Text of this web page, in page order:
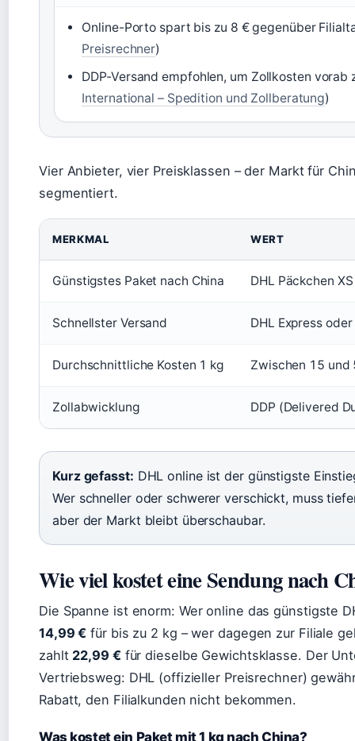
Online-Porto spart bis zu 8 € gegenüber
Preisrechner)
DDP-Versand empfohlen, um Zollkosten vorab
International – Spedition und Zollberatung)
Vier Anbieter, vier Preisklassen – der Markt für
segmentiert.
MERKMAL WERT
Günstigstes Paket nach China DHL Päckchen
Schnellster Versand DHL Express
Durchschnittliche Kosten 1 kg Zwischen 15 und
Zollabwicklung DDP (Delivered
Kurz gefasst: DHL online ist der günstigste
Wer schneller oder schwerer verschickt, muss
aber der Markt bleibt überschaubar.
Wie viel kostet eine Sendung nach
Die Spanne ist enorm: Wer online das günstigste
14,99 € für bis zu 2 kg – wer dagegen zur Filiale
zahlt 22,99 €für dieselbe Gewichtsklasse. Der
Vertriebsweg: DHL (offizieller Preisrechner)
Rabatt, den Filialkunden nicht bekommen.
Was kostet ein Paket mit 1 kg nach China?